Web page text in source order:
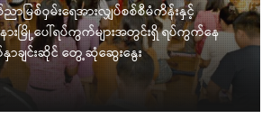
ာမြစ်ဝှမ်းရေအားလျှပ်စစ်စီမံကိန်းနှင့်
နားမြို့ပေါ်ရပ်ကွက်များအတွင်းရှိ ရပ်ကွက်နေ
နှာချင်းဆိုင် တွေ့ဆုံဆွေးနွေး